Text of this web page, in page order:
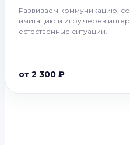
Развиваем коммуникацию,
имитацию и игру через
естественные ситуации.
от 2 300 ₽